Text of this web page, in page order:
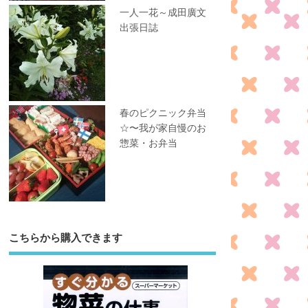
一人一花～成田廣文
出張日誌
春のピクニック弁当
☆〜我が家自慢のお
惣菜・お弁当
こちらから購入できます